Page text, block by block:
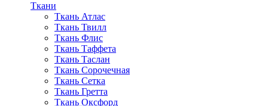
Ткани
Ткань Атлас
Ткань Твилл
Ткань Флис
Ткань Таффета
Ткань Таслан
Ткань Сорочечная
Ткань Сетка
Ткань Гретта
Ткань Оксфорд